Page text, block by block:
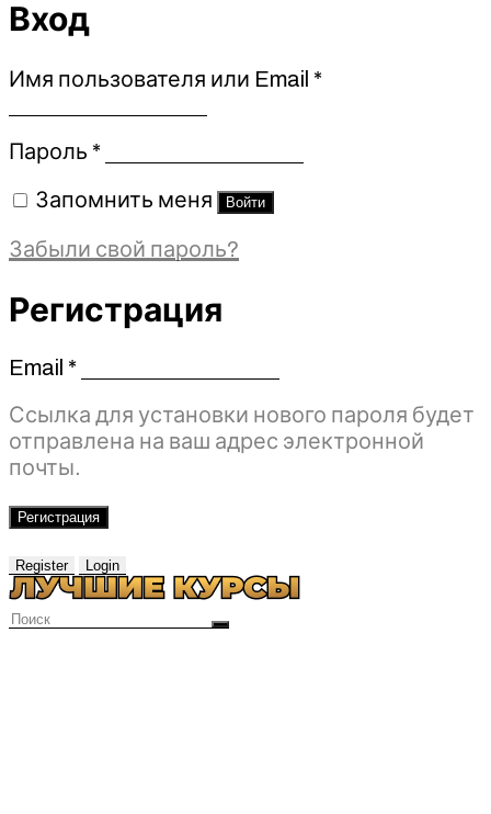
Вход
Имя пользователя или Email *Обязательно
Пароль *Обязательно
Запомнить меня Войти
Забыли свой пароль?
Регистрация
Email *Обязательно
Ссылка для установки нового пароля будет
отправлена ​​на ваш адрес электронной
почты.
Регистрация
Register Login